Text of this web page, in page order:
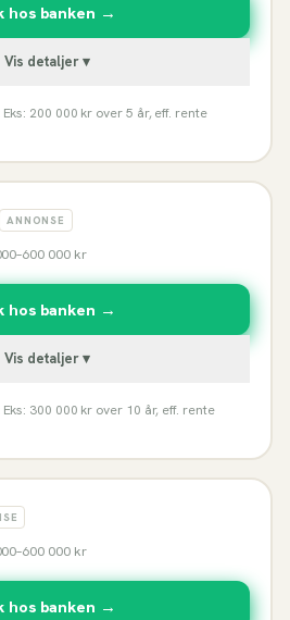
hos banken →
Vis detaljer ▾
Eks: 200 000 kr over 5 år, eff. rente
ANNONSE
–600 000kr
hos banken →
Vis detaljer ▾
Eks: 300 000 kr over 10 år, eff. rente
–600 000kr
hos banken →